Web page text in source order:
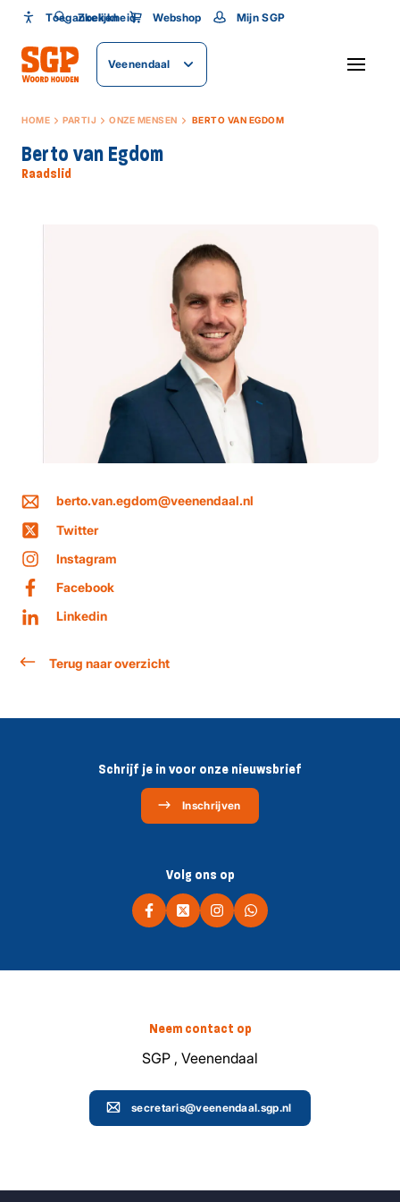
Toegankelijkheid
Toegankelijkheid
Lettergrootte
Zoeken Webshop Mijn SGP
Veenendaal
HOME PARTIJ ONZE MENSEN BERTO VAN EGDOM
Berto van Egdom
Raadslid
berto.van.egdom@veenendaal.nl
Twitter
Instagram
Facebook
Linkedin
Terug naar overzicht
Schrijf je in voor onze nieuwsbrief
Inschrijven
Volg ons op
Neem contact op
SGP , Veenendaal
secretaris@veenendaal.sgp.nl